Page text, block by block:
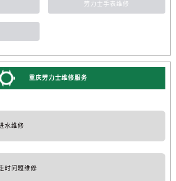
劳力士手表维修
重庆劳力士维修服务
水维修
时问题维修